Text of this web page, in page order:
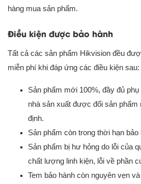
hàng mua sản phẩm.
Điều kiện được bảo hành
Tất cả các sản phẩm Hikvision đều
miễn phí khi đáp ứng các điều kiện sau:
Sản phẩm mới 100%, đầy đủ
nhà sản xuất được đổi sản
định.
Sản phẩm còn trong thời hạn bảo
Sản phẩm bị hư hỏng do lỗi của
chất lượng linh kiện, lỗi về phần
Tem bảo hành còn nguyên vẹn